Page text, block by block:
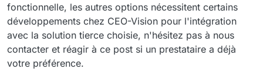
fonctionnelle, les autres options nécessitent certains
développements chez CEO-Vision pour l'intégration
avec la solution tierce choisie, n'hésitez pas à nous
contacter et réagir à ce post si un prestataire a déjà
votre préférence.